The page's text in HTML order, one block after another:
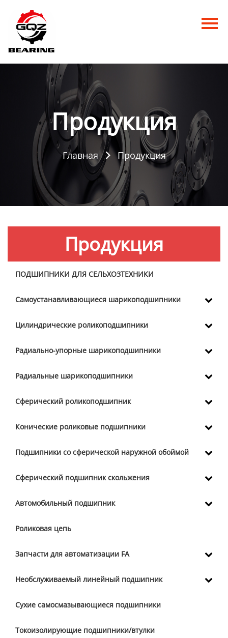
Главная
Продукция
Новости
Контакты Продукция
Главная  Продукция
Продукция
ПОДШИПНИКИ ДЛЯ СЕЛЬХОЗТЕХНИКИ
Самоустанавливающиеся шарикоподшипники
Цилиндрические роликоподшипники
Радиально-упорные шарикоподшипники
Радиальные шарикоподшипники
Сферический роликоподшипник
Конические роликовые подшипники
Подшипники со сферической наружной обоймой
Сферический подшипник скольжения
Автомобильный подшипник
Роликовая цепь
Запчасти для автоматизации FA
Необслуживаемый линейный подшипник
Сухие самосмазывающиеся подшипники
Токоизолирующие подшипники/втулки